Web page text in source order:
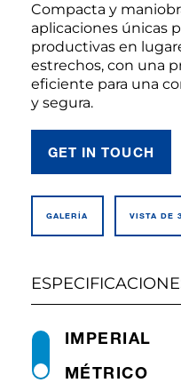
Compacta y
aplicaciones únicas
productivas en
estrechos, con una
eficiente para una
y segura.
GET IN TOUCH
GALERÍA VISTA DE
MÉTRICO
IMPERIAL